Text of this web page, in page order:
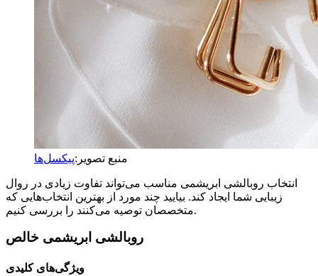
منبع تصویر:پیکسل‌ها
انتخاب روبالشی ابریشمی مناسب می‌تواند تفاوت زیادی در روال
زیبایی شما ایجاد کند. بیایید چند مورد از بهترین انتخاب‌هایی که
متخصصان توصیه می‌کنند را بررسی کنیم.
روبالشی ابریشمی خالص
ویژگی‌های کلیدی